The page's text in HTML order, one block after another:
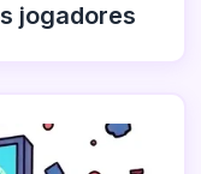
jogadores